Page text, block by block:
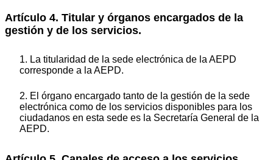
Artículo 4. Titular y órganos encargados de la
gestión y de los servicios.
1. La titularidad de la sede electrónica de la AEPD
corresponde a la AEPD.
2. El órgano encargado tanto de la gestión de la sede
electrónica como de los servicios disponibles para los
ciudadanos en esta sede es la Secretaría General de la
AEPD.